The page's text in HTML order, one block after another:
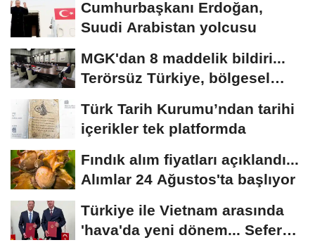
Cumhurbaşkanı Erdoğan,
Suudi Arabistan yolcusu
MGK'dan 8 maddelik bildiri...
Terörsüz Türkiye, bölgesel
Türk Tarih Kurumu’ndan tarihi
içerikler tek platformda
Fındık alım fiyatları açıklandı...
Alımlar 24 Ağustos'ta başlıyor
Türkiye ile Vietnam arasında
'hava'da yeni dönem... Sefer